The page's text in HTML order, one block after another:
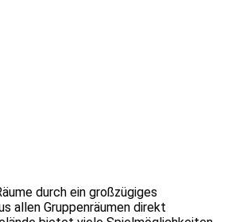
durch ein großzügiges
allen Gruppenräumen direkt